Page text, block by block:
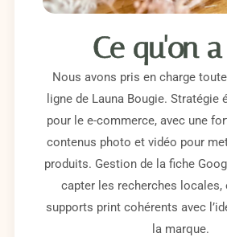
Ce qu'on
Nous avons pris en charge
ligne de Launa Bougie. Stratégie
pour le e-commerce, avec une
contenus photo et vidéo pour
produits. Gestion de la fiche
capter les recherches locales,
supports print cohérents avec
la marque.